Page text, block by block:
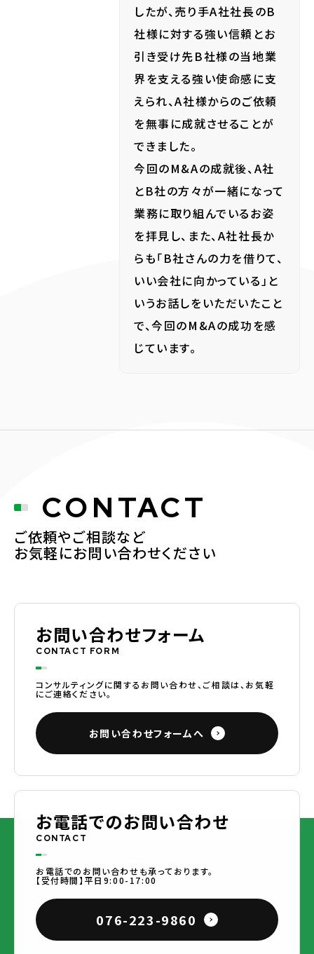
したが、売り手A社社長のB
社様に対する強い信頼とお
引き受け先B社様の当地業
界を支える強い使命感に支
えられ、A社様からのご依頼
を無事に成就させることが
できました。
今回のM&Aの成就後、A社
とB社の方々が一緒になって
業務に取り組んでいるお姿
を拝見し、また、A社社長か
らも「B社さんの力を借りて、
いい会社に向かっている」と
いうお話しをいただいたこと
で、今回のM&Aの成功を感
じています。
CONTACT
ご依頼やご相談など
お気軽にお問い合わせください
お問い合わせフォーム
CONTACT FORM
コンサルティングに関するお問い合わせ、ご相談は、お気軽
にご連絡ください。
お問い合わせフォームへ
お電話でのお問い合わせ
CONTACT
お電話でのお問い合わせも承っております。
【受付時間】平日9:00-17:00
076-223-9860